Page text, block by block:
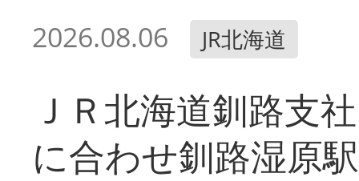
2026.08.06 JR北海道
ＪＲ北海道釧路支
に合わせ釧路湿原